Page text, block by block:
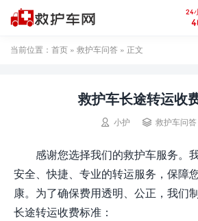
24
当前位置： 首页 » 救护车问答 » 正文
救护车长途转运收
 小护  救护车问答
感谢您选择我们的救护车服务。
安全、快捷、专业的转运服务，保障
康。为了确保费用透明、公正，我们
长途转运收费标准：